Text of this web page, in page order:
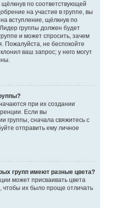
щёлкнув по соответствующей
на участие в группе, вы
вступление, щёлкнув по
группы должен будет
и может спросить, зачем
Пожалуйста, не беспокойте
ваш запрос; у него могут
при их создании
Если вы
группы, сначала свяжитесь с
отправить ему личное
групп имеют разные цвета?
может присваивать цвета
чтобы их было проще отличать